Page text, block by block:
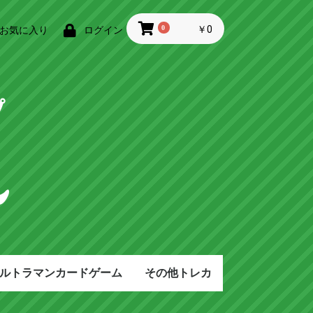
気に入り ログイン 0 ￥0
トラマンカードゲーム その他トレカ